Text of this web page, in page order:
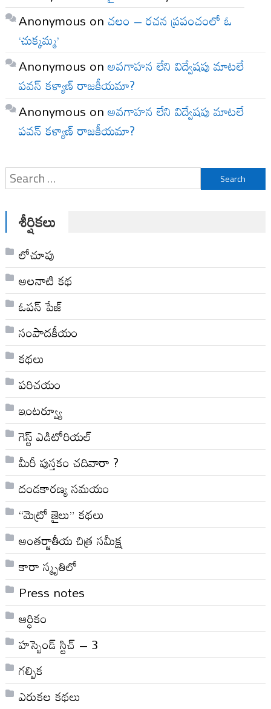
Anonymous onచలం – రచన ప్రపంచంలో ఓ
‘చుక్కమ్మ’
Anonymous onఅవగాహన లేని విద్వేషపు మాటలే
పవన్ కళ్యాణ్ రాజకీయమా?
Anonymous onఅవగాహన లేని విద్వేషపు మాటలే
పవన్ కళ్యాణ్ రాజకీయమా?
Search
for:
శీర్షికలు
లోచూపు
అల‌నాటి క‌థ‌
ఓపన్ పేజ్
సంపాదకీయం
కథలు
పరిచయం
ఇంటర్వ్యూ
గెస్ట్ ఎడిటోరియల్
మీరీ పుస్తకం చదివారా ?
దండకారణ్య సమయం
“మెట్రో జైలు” కథలు
అంతర్జాతీయ చిత్ర సమీక్ష
కారా స్మృతిలో
Press notes
ఆర్ధికం
హస్బెండ్ స్టిచ్ – 3
గల్పిక
ఎరుకల కథలు